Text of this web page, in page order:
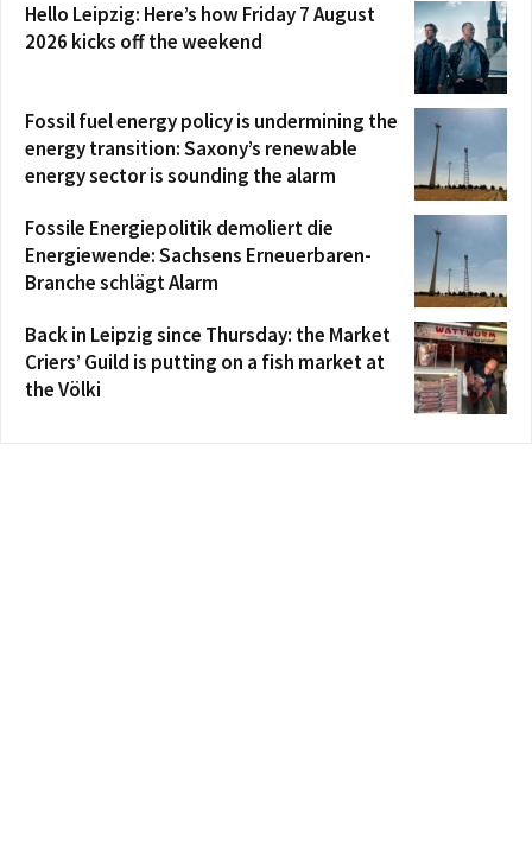
Hello Leipzig: Here’s how Friday 7 August
2026 kicks off the weekend
Fossil fuel energy policy is undermining the
energy transition: Saxony’s renewable
energy sector is sounding the alarm
Fossile Energiepolitik demoliert die
Energiewende: Sachsens Erneuerbaren-
Branche schlägt Alarm
Back in Leipzig since Thursday: the Market
Criers’ Guild is putting on a fish market at
the Völki